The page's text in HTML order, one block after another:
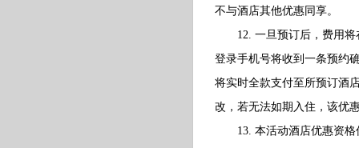
不与酒店其他优惠同享。
12. 一旦预订后，费用将
登录手机号将收到一条预约
将实时全款支付至所预订酒
改，若无法如期入住，该优
13. 本活动酒店优惠资格